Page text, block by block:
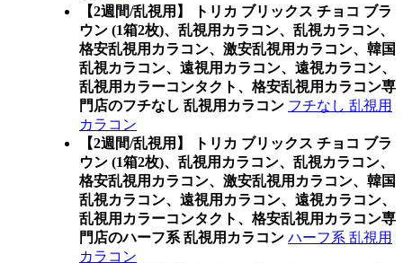
【2週間/乱視用】 トリカ ブリックス チョコ ブラ
ウン (1箱2枚)、乱視用カラコン、乱視カラコン、
格安乱視用カラコン、激安乱視用カラコン、韓国
乱視カラコン、遠視用カラコン、遠視カラコン、
乱視用カラーコンタクト、格安乱視用カラコン専
門店のフチなし 乱視用カラコン フチなし 乱視用
カラコン
【2週間/乱視用】 トリカ ブリックス チョコ ブラ
ウン (1箱2枚)、乱視用カラコン、乱視カラコン、
格安乱視用カラコン、激安乱視用カラコン、韓国
乱視カラコン、遠視用カラコン、遠視カラコン、
乱視用カラーコンタクト、格安乱視用カラコン専
門店のハーフ系 乱視用カラコン ハーフ系 乱視用
カラコン